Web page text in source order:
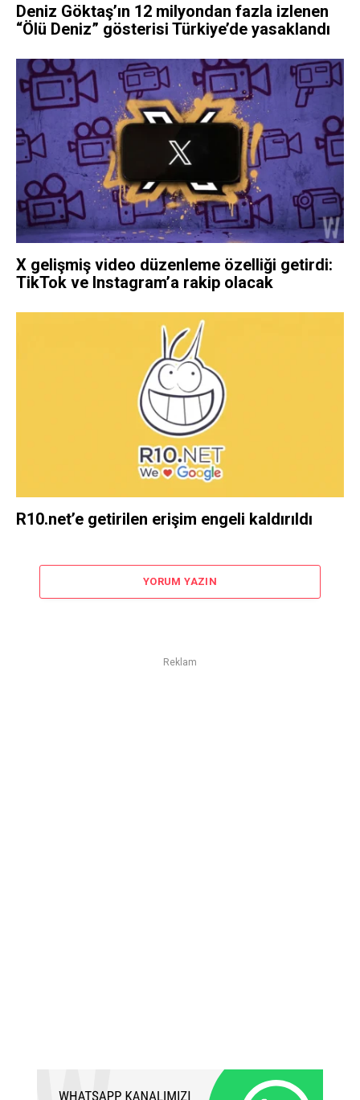
Deniz Göktaş’ın 12 milyondan fazla izlenen
“Ölü Deniz” gösterisi Türkiye’de yasaklandı
X gelişmiş video düzenleme özelliği getirdi:
TikTok ve Instagram’a rakip olacak
R10.net’e getirilen erişim engeli kaldırıldı
YORUM YAZIN
Reklam